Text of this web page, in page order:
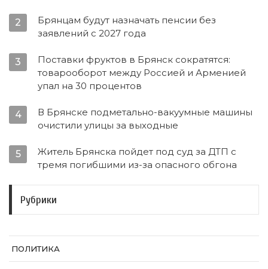
2
Брянцам будут назначать пенсии без
заявлений с 2027 года
3
Поставки фруктов в Брянск сократятся:
товарооборот между Россией и Арменией
упал на 30 процентов
4
В Брянске подметально-вакуумные машины
очистили улицы за выходные
5
Житель Брянска пойдет под суд за ДТП с
тремя погибшими из-за опасного обгона
Рубрики
ПОЛИТИКА